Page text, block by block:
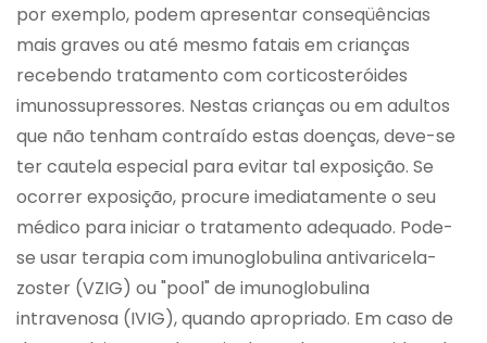
por exemplo, podem apresentar conseqüências
mais graves ou até mesmo fatais em crianças
recebendo tratamento com corticosteróides
imunossupressores. Nestas crianças ou em adultos
que não tenham contraído estas doenças, deve-se
ter cautela especial para evitar tal exposição. Se
ocorrer exposição, procure imediatamente o seu
médico para iniciar o tratamento adequado. Pode-
se usar terapia com imunoglobulina antivaricela-
zoster (VZIG) ou "pool" de imunoglobulina
intravenosa (IVIG), quando apropriado. Em caso de